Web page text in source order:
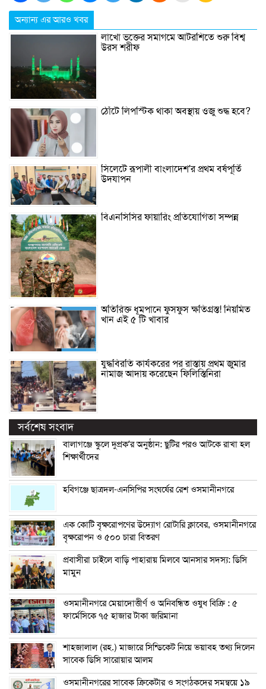
অন্যান্য এর আরও খবর
লাখো ভক্তের সমাগমে আটরশিতে শুরু বিশ্ব
উরস শরীফ
ঠোঁটে লিপস্টিক থাকা অবস্থায় ওজু শুদ্ধ হবে?
সিলেটে রূপালী বাংলাদেশ’র প্রথম বর্ষপূর্তি
উদযাপন
বিএনসিসির ফায়ারিং প্রতিযোগিতা সম্পন্ন
অতিরিক্ত ধূমপানে ফুসফুস ক্ষতিগ্রস্ত! নিয়মিত
খান এই ৫ টি খাবার
যুদ্ধবিরতি কার্যকরের পর রাস্তায় প্রথম জুমার
নামাজ আদায় করেছেন ফিলিস্তিনিরা
সর্বশেষ সংবাদ
বালাগঞ্জে স্কুলে দুপ্রক’র অনুষ্ঠান: ছুটির পরও আটকে রাখা হল
শিক্ষার্থীদের
হবিগঞ্জে ছাত্রদল-এনসিপির সংঘর্ষের রেশ ওসমানীনগরে
এক কোটি বৃক্ষরোপণের উদ্যোগ রোটারি ক্লাবের, ওসমানীনগরে
বৃক্ষরোপন ও ৫০০ চারা বিতরণ
প্রবাসীরা চাইলে বাড়ি পাহারায় মিলবে আনসার সদস্য: ডিসি
মামুন
ওসমানীনগরে মেয়াদোত্তীর্ণ ও অনিবন্ধিত ওষুধ বিক্রি : ৫
ফার্মেসিকে ৭৫ হাজার টাকা জরিমানা
শাহজালাল (রহ.) মাজারে সিন্ডিকেট নিয়ে ভয়াবহ তথ্য দিলেন
সাবেক ডিসি সারোয়ার আলম
ওসমানীনগরের সাবেক ক্রিকেটার ও সংগঠকদের সমন্বয়ে ১৯